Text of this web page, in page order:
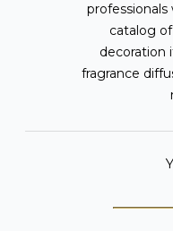
professionals
catalog
decoration
fragrance